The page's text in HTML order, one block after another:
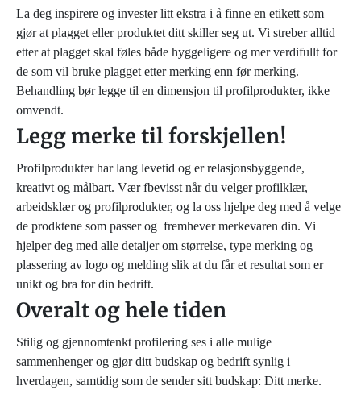
La deg inspirere og invester litt ekstra i å finne en etikett som
gjør at plagget eller produktet ditt skiller seg ut. Vi streber alltid
etter at plagget skal føles både hyggeligere og mer verdifullt for
de som vil bruke plagget etter merking enn før merking.
Behandling bør legge til en dimensjon til profilprodukter, ikke
omvendt.
Legg merke til forskjellen!
Profilprodukter har lang levetid og er relasjonsbyggende,
kreativt og målbart. Vær fbevisst når du velger profilklær,
arbeidsklær og profilprodukter, og la oss hjelpe deg med å velge
de prodktene som passer og fremhever merkevaren din. Vi
hjelper deg med alle detaljer om størrelse, type merking og
plassering av logo og melding slik at du får et resultat som er
unikt og bra for din bedrift.
Overalt og hele tiden
Stilig og gjennomtenkt profilering ses i alle mulige
sammenhenger og gjør ditt budskap og bedrift synlig i
hverdagen, samtidig som de sender sitt budskap: Ditt merke.